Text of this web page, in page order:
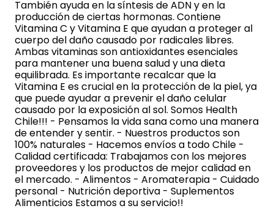
También ayuda en la síntesis de ADN y en la
producción de ciertas hormonas. Contiene
Vitamina C y Vitamina E que ayudan a proteger al
cuerpo del daño causado por radicales libres.
Ambas vitaminas son antioxidantes esenciales
para mantener una buena salud y una dieta
equilibrada. Es importante recalcar que la
Vitamina E es crucial en la protección de la piel, ya
que puede ayudar a prevenir el daño celular
causado por la exposición al sol. Somos Health
Chile!!! - Pensamos la vida sana como una manera
de entender y sentir. - Nuestros productos son
100% naturales - Hacemos envíos a todo Chile -
Calidad certificada: Trabajamos con los mejores
proveedores y los productos de mejor calidad en
el mercado. - Alimentos - Aromaterapia - Cuidado
personal - Nutrición deportiva - Suplementos
Alimenticios Estamos a su servicio!!